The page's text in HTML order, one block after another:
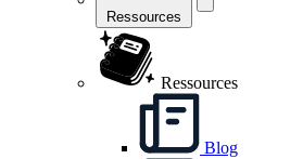
Ressources
Ressources
Blog